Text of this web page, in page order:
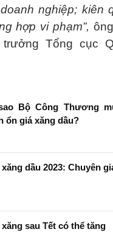
nghiệp; kiên
hợp vi phạm”,
Tổng cục
Bộ Công Thương
ổn giá xăng dầu?
xăng dầu 2023: Chuyên
xăng sau Tết có thể tăng